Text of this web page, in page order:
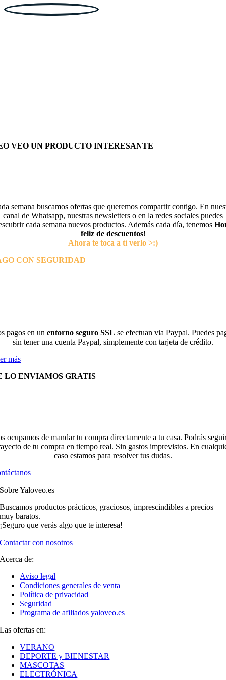
VEO UN PRODUCTO INTERESANTE
semana buscamos ofertas que queremos compartir contigo. En
canal de Whatsapp, nuestras newsletters o en la redes sociales puedes
cada semana nuevos productos. Además cada día, tenemos
feliz de descuentos!
Ahora te toca a tí verlo >:)
CON SEGURIDAD
pagos en un entorno seguro SSL se efectuan via Paypal. Puedes
sin tener una cuenta Paypal, simplemente con tarjeta de crédito.
más
LO ENVIAMOS GRATIS
ocupamos de mandar tu compra directamente a tu casa. Podrás
de tu compra en tiempo real. Sin gastos imprevistos. En
caso estamos para resolver tus dudas.
Sobre Yaloveo.es
Buscamos productos prácticos, graciosos, imprescindibles a precios
muy baratos.
¡Seguro que verás algo que te interesa!
Contactar con nosotros
Acerca de:
Aviso legal
Condiciones generales de venta
Política de privacidad
Seguridad
Programa de afiliados yaloveo.es
Las ofertas en:
VERANO
DEPORTE y BIENESTAR
MASCOTAS
ELECTRÓNICA